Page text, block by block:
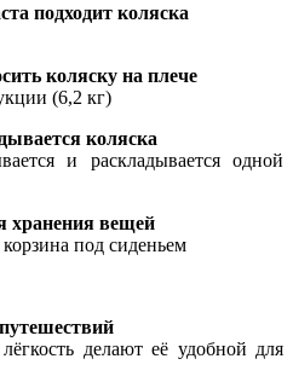
подходит коляска
коляску на плече
(6,2 кг)
коляска
и раскладывается одной
хранения вещей
под сиденьем
делают её удобной для